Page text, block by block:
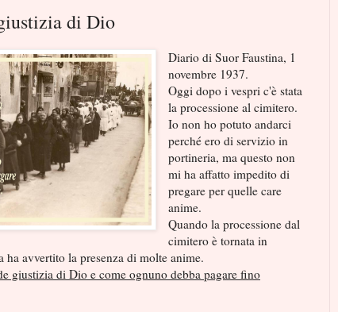
di Dio
Diario di Suor Faustina, 1
novembre 1937.
Oggi dopo i vespri c'è stata
la processione al cimitero.
Io non ho potuto andarci
perché ero di servizio in
portineria, ma questo non
mi ha affatto impedito di
pregare per quelle care
anime.
Quando la processione dal
cimitero è tornata in
ha avvertito la presenza di molte anime.
giustizia di Dio e come ognuno debba pagare fino